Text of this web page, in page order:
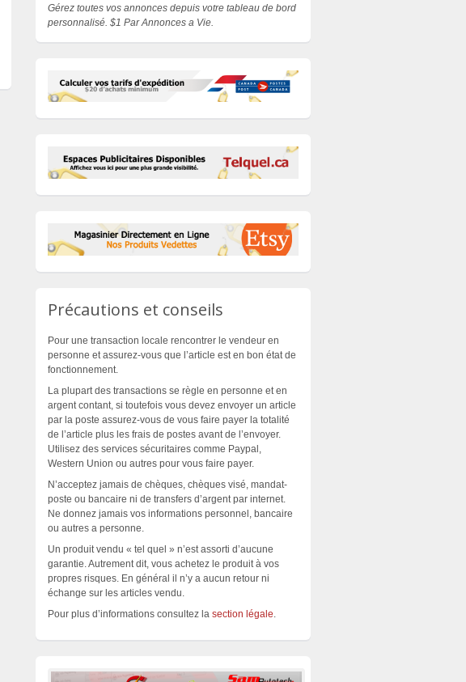
Gérez toutes vos annonces depuis votre tableau de bord
personnalisé. $1 Par Annonces a Vie.
Précautions et conseils
Pour une transaction locale rencontrer le vendeur en
personne et assurez-vous que l’article est en bon état de
fonctionnement.
La plupart des transactions se règle en personne et en
argent contant, si toutefois vous devez envoyer un article
par la poste assurez-vous de vous faire payer la totalité
de l’article plus les frais de postes avant de l’envoyer.
Utilisez des services sécuritaires comme Paypal,
Western Union ou autres pour vous faire payer.
N’acceptez jamais de chèques, chèques visé, mandat-
poste ou bancaire ni de transfers d’argent par internet.
Ne donnez jamais vos informations personnel, bancaire
ou autres a personne.
Un produit vendu « tel quel » n’est assorti d’aucune
garantie. Autrement dit, vous achetez le produit à vos
propres risques. En général il n’y a aucun retour ni
échange sur les articles vendu.
Pour plus d’informations consultez la section légale.